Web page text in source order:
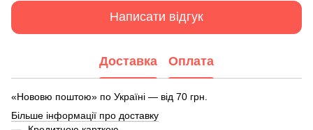
Написати відгук
Доставка Оплата
«Нововю поштою» по Україні — від 70 грн.
Більше інформації про доставку